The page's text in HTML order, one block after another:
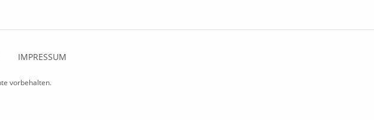
IMPRESSUM
vorbehalten.